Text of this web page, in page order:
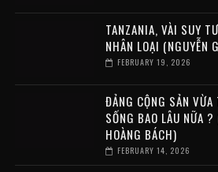
TANZANIA, VÀI SUY
NHÂN LOẠI (NGUYỄN
FEBRUARY 19, 2026
ĐẢNG CỘNG SẢN
SỐNG BAO LÂU NỮA
HOÀNG BÁCH)
FEBRUARY 14, 2026